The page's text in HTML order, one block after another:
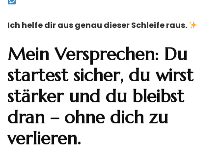
Ich helfe dir aus genau dieser Schleife raus.
Mein Versprechen: Du
startest sicher, du wirst
stärker und du bleibst
dran – ohne dich zu
verlieren.